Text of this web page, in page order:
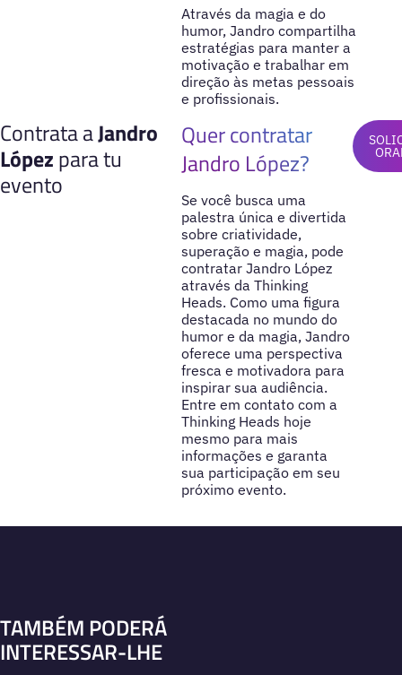
Através da magia e do
humor, Jandro compartilha
estratégias para manter a
motivação e trabalhar em
direção às metas pessoais
e profissionais.
Contrata aJandro
Lópezpara tu
evento
Quer contratar
Jandro López?
Se você busca uma
palestra única e divertida
sobre criatividade,
superação e magia, pode
contratar Jandro López
através da Thinking
Heads. Como uma figura
destacada no mundo do
humor e da magia, Jandro
oferece uma perspectiva
fresca e motivadora para
inspirar sua audiência.
Entre em contato com a
Thinking Heads hoje
mesmo para mais
informações e garanta
sua participação em seu
próximo evento.
TAMBÉM PODERÁ
INTERESSAR-LHE